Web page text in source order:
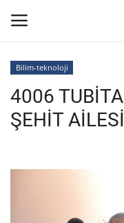
Ana
GÜNDEM
Bilim-teknoloji
4006
ŞEHİT